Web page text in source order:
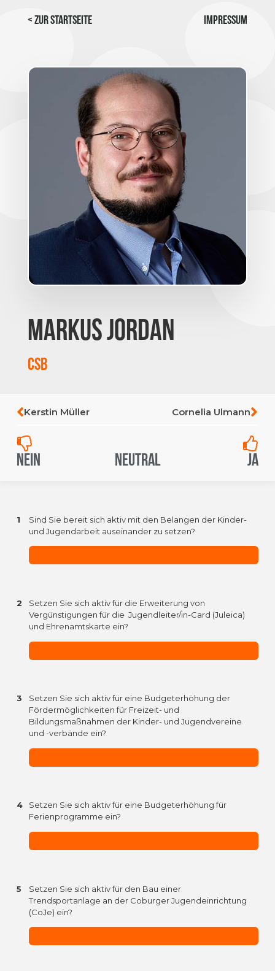
< Zur Startseite Impressum
Markus Jordan
CSB
Kerstin Müller Cornelia Ulmann
Nein Neutral Ja
1
Sind Sie bereit sich aktiv mit den Belangen der Kinder-
und Jugendarbeit auseinander zu setzen?
2
Setzen Sie sich aktiv für die Erweiterung von
Vergünstigungen für die Jugendleiter/in-Card (Juleica)
und Ehrenamtskarte ein?
3
Setzen Sie sich aktiv für eine Budgeterhöhung der
Fördermöglichkeiten für Freizeit- und
Bildungsmaßnahmen der Kinder- und Jugendvereine
und -verbände ein?
4
Setzen Sie sich aktiv für eine Budgeterhöhung für
Ferienprogramme ein?
5
Setzen Sie sich aktiv für den Bau einer
Trendsportanlage an der Coburger Jugendeinrichtung
(CoJe) ein?